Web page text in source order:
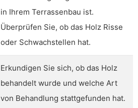
in Ihrem Terrassenbau ist.
Überprüfen Sie, ob das Holz Risse
oder Schwachstellen hat.
Erkundigen Sie sich, ob das Holz
behandelt wurde und welche Art
von Behandlung stattgefunden hat.